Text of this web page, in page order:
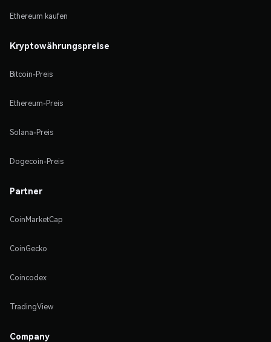
Ethereum kaufen
Kryptowährungspreise
Bitcoin-Preis
Ethereum-Preis
Solana-Preis
Dogecoin-Preis
Partner
CoinMarketCap
CoinGecko
Coincodex
TradingView
Company